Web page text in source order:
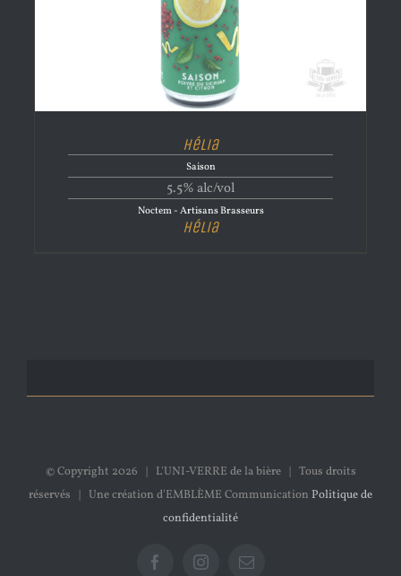
Hélia
Saison
5.5% alc/vol
Noctem - Artisans Brasseurs
Hélia
© Copyright 2026 | L'UNI-VERRE de la bière | Tous droits
réservés | Une création d'EMBLÈME Communication Politique de
confidentialité
FacebookInstagramEmail